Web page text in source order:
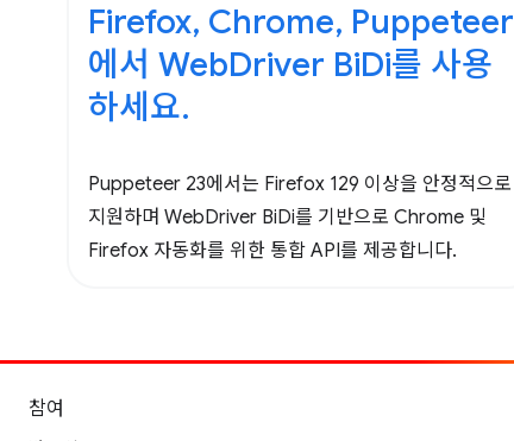
Firefox, Chrome, Puppeteer
에서 WebDriver BiDi를 사용
하세요.
Puppeteer 23에서는 Firefox 129 이상을 안정적으로
지원하며 WebDriver BiDi를 기반으로 Chrome 및
Firefox 자동화를 위한 통합 API를 제공합니다.
참여